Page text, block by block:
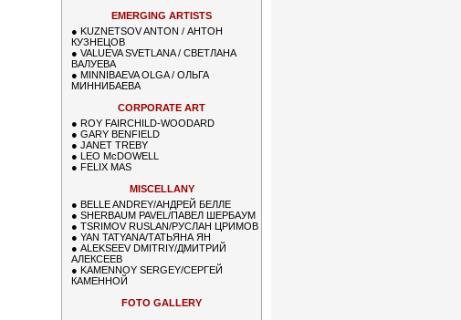
EMERGING ARTISTS
● KUZNETSOV ANTON / АНТОН
КУЗНЕЦОВ
● VALUEVA SVETLANA / СВЕТЛАНА
ВАЛУЕВА
● MINNIBAEVA OLGA / ОЛЬГА
МИННИБАЕВА
CORPORATE ART
● ROY FAIRCHILD-WOODARD
● GARY BENFIELD
● JANET TREBY
● LEO McDOWELL
● FELIX MAS
MISCELLANY
● BELLE ANDREY/АНДРЕЙ БЕЛЛЕ
● SHERBAUM PAVEL/ПАВЕЛ ШЕРБАУМ
● TSRIMOV RUSLAN/РУСЛАН ЦРИМОВ
● YAN TATYANA/ТАТЬЯНА ЯН
● ALEKSEEV DMITRIY/ДМИТРИЙ
АЛЕКСЕЕВ
● KAMENNOY SERGEY/СЕРГЕЙ
КАМЕННОЙ
FOTO GALLERY